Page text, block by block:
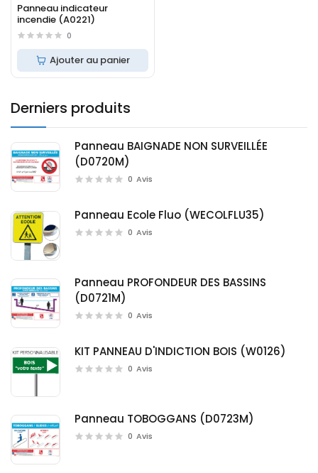
Derniers produits
Panneau BAIGNADE NON SURVEILLÉE
(D0720M)
0 Avis
Panneau Ecole Fluo (WECOLFLU35)
0 Avis
Panneau PROFONDEUR DES BASSINS
(D0721M)
0 Avis
KIT PANNEAU D'INDICTION BOIS (W0126)
0 Avis
Panneau TOBOGGANS (D0723M)
0 Avis
Panneau indicateur
incendie (A0221)
0
Ajouter au panier